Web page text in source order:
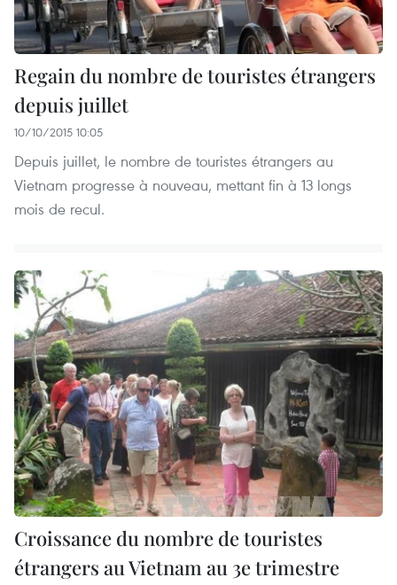
Regain du nombre de touristes étrangers
depuis juillet
10/10/2015 10:05
Depuis juillet, le nombre de touristes étrangers au
Vietnam progresse à nouveau, mettant fin à 13 longs
mois de recul.
Croissance du nombre de touristes
étrangers au Vietnam au 3e trimestre